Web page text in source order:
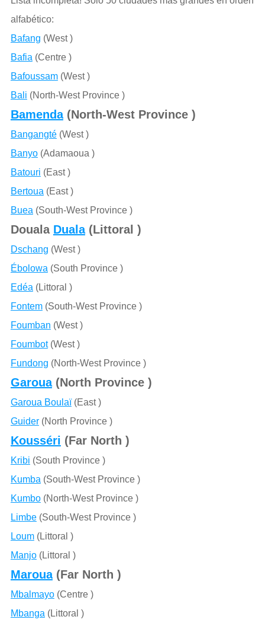
alfabético:
Bafang (West )
Bafia (Centre )
Bafoussam(West )
Bali (North-West Province )
Bamenda(North-West Province )
Bangangté(West )
Banyo(Adamaoua )
Batouri (East )
Bertoua (East )
Buea (South-West Province )
Douala Duala(Littoral )
Dschang (West )
Ébolowa (South Province )
Edéa (Littoral )
Fontem(South-West Province )
Foumban (West )
Foumbot(West )
Fundong (North-West Province )
Garoua(North Province )
Garoua Boulaï(East )
Guider(North Province )
Kousséri (Far North )
Kribi (South Province )
Kumba (South-West Province )
Kumbo(North-West Province )
Limbe(South-West Province )
Loum(Littoral )
Manjo(Littoral )
Maroua(Far North )
Mbalmayo(Centre )
Mbanga (Littoral )